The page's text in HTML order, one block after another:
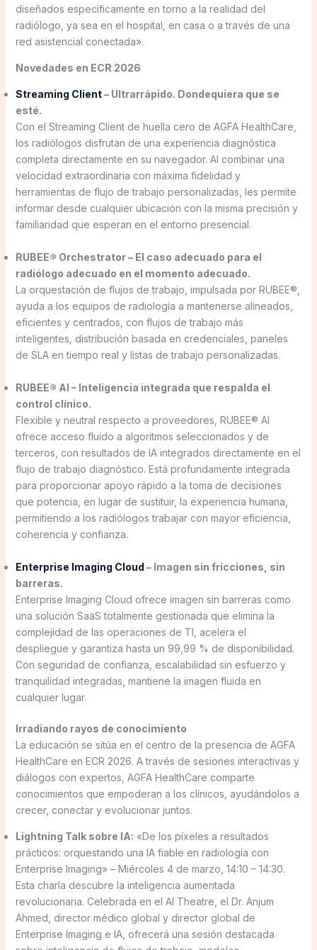
diseñados específicamente en torno a la realidad del
radiólogo, ya sea en el hospital, en casa o a través de una
red asistencial conectada».
Novedades en ECR 2026
Streaming Client– Ultrarrápido. Dondequiera que se
esté.
Con el Streaming Client de huella cero de AGFA HealthCare,
los radiólogos disfrutan de una experiencia diagnóstica
completa directamente en su navegador. Al combinar una
velocidad extraordinaria con máxima fidelidad y
herramientas de flujo de trabajo personalizadas, les permite
informar desde cualquier ubicación con la misma precisión y
familiaridad que esperan en el entorno presencial.
RUBEE® Orchestrator – El caso adecuado para el
radiólogo adecuado en el momento adecuado.
La orquestación de flujos de trabajo, impulsada por RUBEE®,
ayuda a los equipos de radiología a mantenerse alineados,
eficientes y centrados, con flujos de trabajo más
inteligentes, distribución basada en credenciales, paneles
de SLA en tiempo real y listas de trabajo personalizadas.
RUBEE® AI – Inteligencia integrada que respalda el
control clínico.
Flexible y neutral respecto a proveedores, RUBEE® AI
ofrece acceso fluido a algoritmos seleccionados y de
terceros, con resultados de IA integrados directamente en el
flujo de trabajo diagnóstico. Está profundamente integrada
para proporcionar apoyo rápido a la toma de decisiones
que potencia, en lugar de sustituir, la experiencia humana,
permitiendo a los radiólogos trabajar con mayor eficiencia,
coherencia y confianza.
Enterprise Imaging Cloud – Imagen sin fricciones, sin
barreras.
Enterprise Imaging Cloud ofrece imagen sin barreras como
una solución SaaS totalmente gestionada que elimina la
complejidad de las operaciones de TI, acelera el
despliegue y garantiza hasta un 99,99 % de disponibilidad.
Con seguridad de confianza, escalabilidad sin esfuerzo y
tranquilidad integradas, mantiene la imagen fluida en
cualquier lugar.
Irradiando rayos de conocimiento
La educación se sitúa en el centro de la presencia de AGFA
HealthCare en ECR 2026. A través de sesiones interactivas y
diálogos con expertos, AGFA HealthCare comparte
conocimientos que empoderan a los clínicos, ayudándolos a
crecer, conectar y evolucionar juntos.
Lightning Talk sobre IA: «De los píxeles a resultados
prácticos: orquestando una IA fiable en radiología con
Enterprise Imaging» – Miércoles 4 de marzo, 14:10 – 14:30.
Esta charla descubre la inteligencia aumentada
revolucionaria. Celebrada en el AI Theatre, el Dr. Anjum
Ahmed, director médico global y director global de
Enterprise Imaging e IA, ofrecerá una sesión destacada